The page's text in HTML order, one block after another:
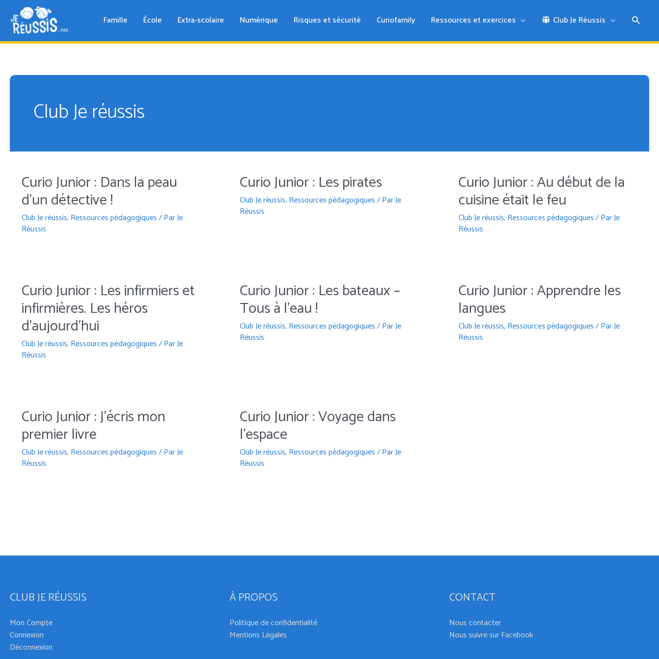
Famille École Extra-scolaire Numérique Risques et sécurité Curiofamily Ressources et exercices Club Je Réussis
Club Je réussis
Curio Junior : Dans la peau
d’un détective !
Club Je réussis, Ressources pédagogiques/ ParJe
Réussis
Curio Junior : Les pirates
Club Je réussis, Ressources pédagogiques/ ParJe
Réussis
Curio Junior : Au début de la
cuisine était le feu
Club Je réussis, Ressources pédagogiques/ ParJe
Réussis
Curio Junior : Les infirmiers et
infirmières. Les héros
d’aujourd’hui
Club Je réussis, Ressources pédagogiques/ ParJe
Réussis
Curio Junior : Les bateaux –
Tous à l’eau !
Club Je réussis, Ressources pédagogiques/ ParJe
Réussis
Curio Junior : Apprendre les
langues
Club Je réussis, Ressources pédagogiques/ ParJe
Réussis
Curio Junior : J’écris mon
premier livre
Club Je réussis, Ressources pédagogiques/ ParJe
Réussis
Curio Junior : Voyage dans
l’espace
Club Je réussis, Ressources pédagogiques/ ParJe
Réussis
CLUB JE RÉUSSIS
Mon Compte
Connexion
Déconnexion
À PROPOS
Politique de confidentialité
Mentions Légales
CONTACT
Nous contacter
Nous suivre sur Facebook